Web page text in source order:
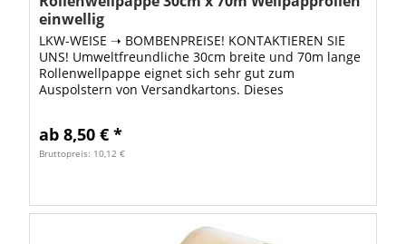
einwellig
LKW-WEISE ➝ BOMBENPREISE! KONTAKTIEREN SIE
UNS! Umweltfreundliche 30cm breite und 70m lange
Rollenwellpappe eignet sich sehr gut zum
Auspolstern von Versandkartons. Dieses
ab 8,50 € *
Bruttopreis: 10,12 €